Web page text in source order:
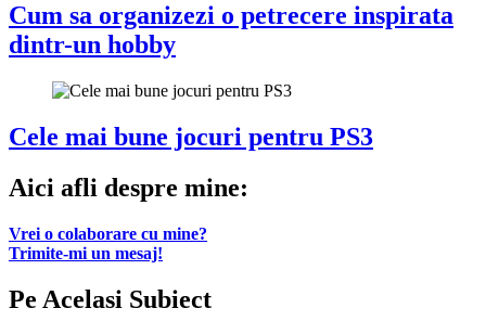
Cum sa organizezi o petrecere inspirata
dintr-un hobby
Cele mai bune jocuri pentru PS3
Aici afli despre mine:
Vrei o colaborare cu mine?
Trimite-mi un mesaj!
Pe Acelasi Subiect